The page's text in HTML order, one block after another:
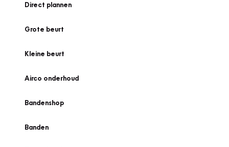
Direct plannen
Grote beurt
Kleine beurt
Airco onderhoud
Bandenshop
Banden